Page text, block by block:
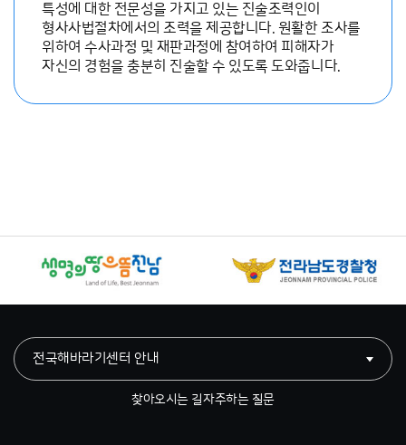
특성에 대한 전문성을 가지고 있는 진술조력인이
형사사법절차에서의 조력을 제공합니다. 원활한 조사를
위하여 수사과정 및 재판과정에 참여하여 피해자가
자신의 경험을 충분히 진술할 수 있도록 도와줍니다.
찾아오시는 길자주하는 질문
전국해바라기센터 안내